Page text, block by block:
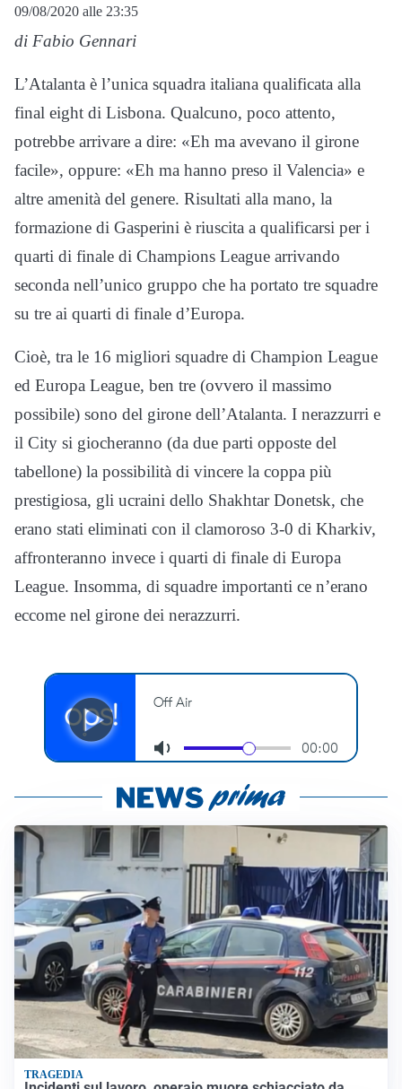
09/08/2020 alle 23:35
di Fabio Gennari
L’Atalanta è l’unica squadra italiana qualificata alla
final eight di Lisbona. Qualcuno, poco attento,
potrebbe arrivare a dire: «Eh ma avevano il girone
facile», oppure: «Eh ma hanno preso il Valencia» e
altre amenità del genere. Risultati alla mano, la
formazione di Gasperini è riuscita a qualificarsi per i
quarti di finale di Champions League arrivando
seconda nell’unico gruppo che ha portato tre squadre
su tre ai quarti di finale d’Europa.
Cioè, tra le 16 migliori squadre di Champion League
ed Europa League, ben tre (ovvero il massimo
possibile) sono del girone dell’Atalanta. I nerazzurri e
il City si giocheranno (da due parti opposte del
tabellone) la possibilità di vincere la coppa più
prestigiosa, gli ucraini dello Shakhtar Donetsk, che
erano stati eliminati con il clamoroso 3-0 di Kharkiv,
affronteranno invece i quarti di finale di Europa
League. Insomma, di squadre importanti ce n’erano
eccome nel girone dei nerazzurri.
TRAGEDIA